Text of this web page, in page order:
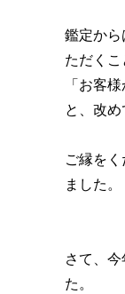
鑑定か
ただくこ
「お客
と、改
ご縁を
ました。
さて、
た。